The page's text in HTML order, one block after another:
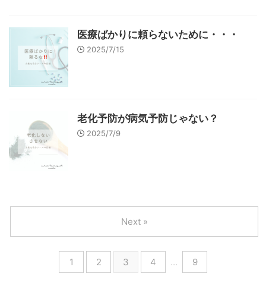
医療ばかりに頼らないために・・・
2025/7/15
老化予防が病気予防じゃない？
2025/7/9
1 2 3 4 … 9
Next »